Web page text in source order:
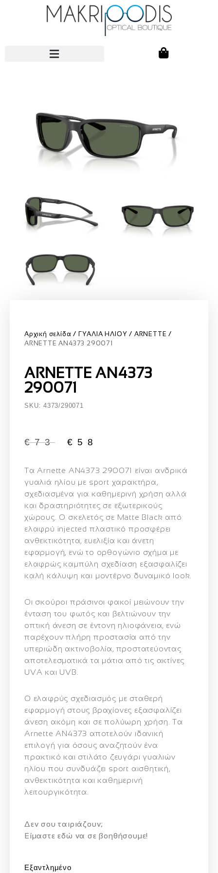
Αρχική σελίδα ΓΥΑΛΙΑ ΗΛΙΟΥ
ARNETTE
ARNETTE AN4373 290071
ARNETTE AN4373
290071
SKU: 4373/290071
€73 € 58
Τα Arnette AN4373 290071 είναι ανδρικά
γυαλιά ηλίου με sport χαρακτήρα,
σχεδιασμένα για καθημερινή χρήση αλλά
και δραστηριότητες σε εξωτερικούς
χώρους. Ο σκελετός σε Matte Black από
ελαφρύ injected πλαστικό προσφέρει
ανθεκτικότητα, ευελιξία και άνετη
εφαρμογή, ενώ το ορθογώνιο σχήμα με
ελαφρώς καμπύλη σχεδίαση εξασφαλίζει
καλή κάλυψη και μοντέρνο δυναμικό look.
Οι σκούροι πράσινοι φακοί μειώνουν την
ένταση του φωτός και βελτιώνουν την
οπτική άνεση σε έντονη ηλιοφάνεια, ενώ
παρέχουνπλήρη προστασία από την
υπεριώδη ακτινοβολία, προστατεύοντας
αποτελεσματικά τα μάτια από τις ακτίνες
UVA και UVB.
Ο ελαφρύς σχεδιασμός με σταθερή
εφαρμογή στους βραχίονες εξασφαλίζει
άνεση ακόμη και σε πολύωρη χρήση. Τα
Arnette AN4373 αποτελούν ιδανική
επιλογή για όσους αναζητούν ένα
πρακτικό και στιλάτο ζευγάρι γυαλιών
ηλίου που συνδυάζει sport αισθητική,
ανθεκτικότητα και καθημερινή
λειτουργικότητα.
Δεν σου ταιριάζουν;
Eίμαστε εδώ να σε βοηθήσουμε!
Εξαντλημένο